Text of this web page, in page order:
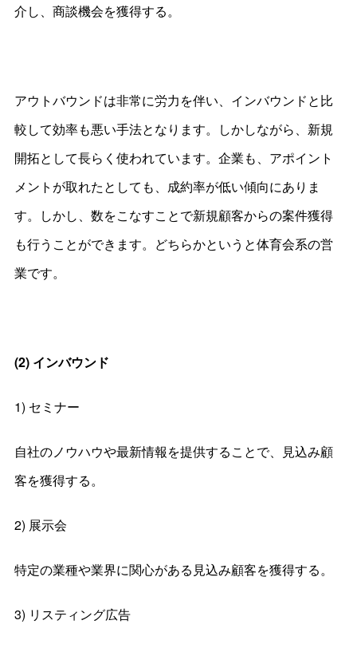
介し、商談機会を獲得する。
アウトバウンドは非常に労力を伴い、インバウンドと比
較して効率も悪い手法となります。しかしながら、新規
開拓として長らく使われています。企業も、アポイント
メントが取れたとしても、成約率が低い傾向にありま
す。しかし、数をこなすことで新規顧客からの案件獲得
も行うことができます。どちらかというと体育会系の営
業です。
(2) インバウンド
1) セミナー
自社のノウハウや最新情報を提供することで、見込み顧
客を獲得する。
2) 展示会
特定の業種や業界に関心がある見込み顧客を獲得する。
3) リスティング広告